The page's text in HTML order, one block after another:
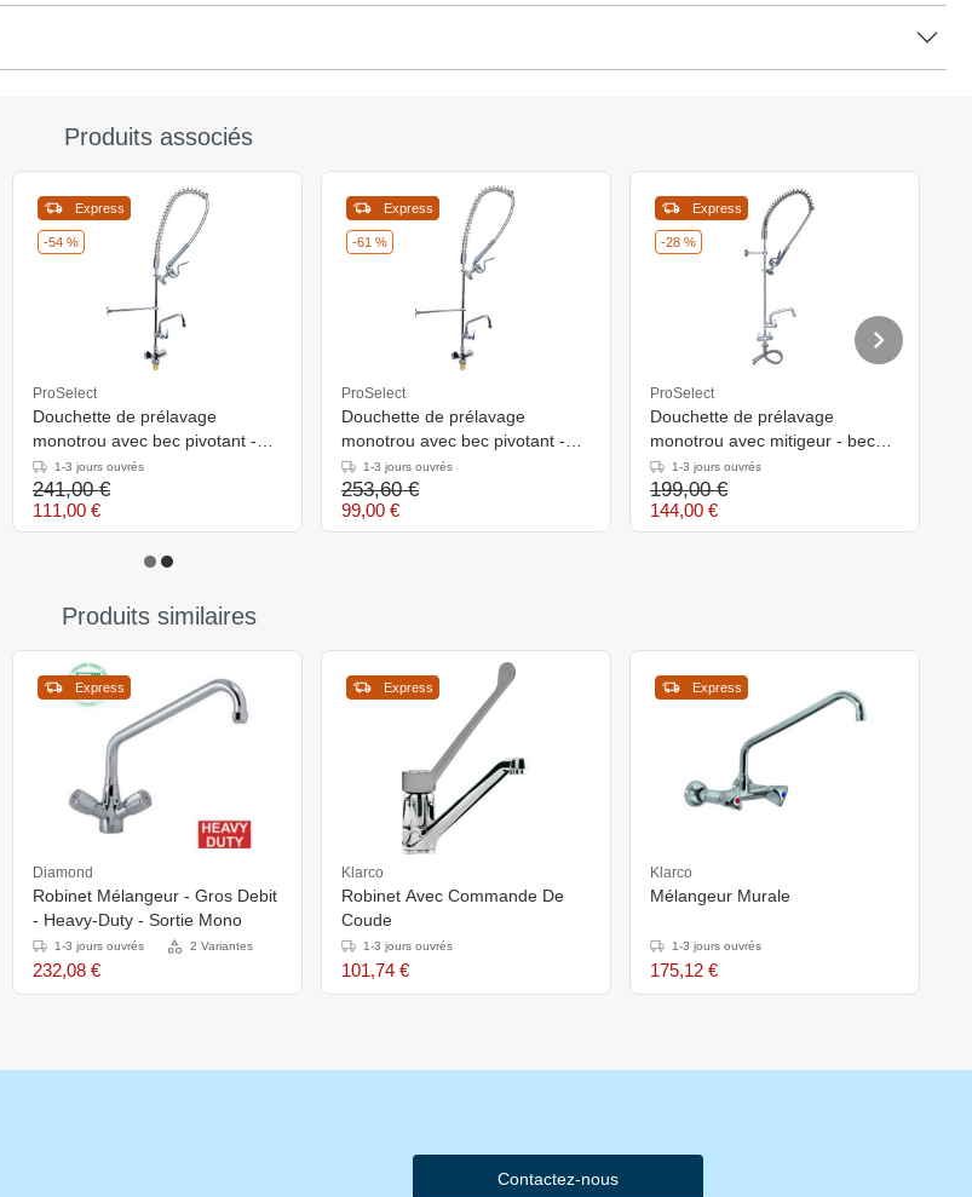
Produits associés
-54 %
Express
ProSelect
Douchette de prélavage
monotrou avec bec pivotant -
mitigeur - 1000 mm
1-3 jours ouvrés
241,00 €
111,00 €
-61 %
Express
ProSelect
Douchette de prélavage
monotrou avec bec pivotant -
mitigeur - 1200 mm
1-3 jours ouvrés
253,60 €
99,00 €
-28 %
Express
ProSelect
Douchette de prélavage
monotrou avec mitigeur - bec
pivotant - 1200 mm
1-3 jours ouvrés
199,00 €
144,00 €
Produits similaires
Express
Diamond
Robinet Mélangeur - Gros Debit
- Heavy-Duty - Sortie Mono
1-3 jours ouvrés 2 Variantes
232,08 €
Express
Klarco
Robinet Avec Commande De
Coude
1-3 jours ouvrés
101,74 €
Express
Klarco
Mélangeur Murale
1-3 jours ouvrés
175,12 €
Contactez-nous